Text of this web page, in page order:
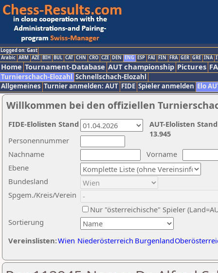
Logged on: Gast
Arabic ARM AZE BIH BUL CAT CHN CRO CZE DEN ENG ESP FAI FIN FRA GER GRE INA
Home Tournament-Database AUT championship Pictures
Turnierschach-Elozahl Schnellschach-Elozahl
Allgemeines Turnier anmelden: AUT FIDE Spieler anmelden Elo
Willkommen bei den offiziellen
Nachname
Vorname
Ebene
Sortierung
Personennummer
Bundesland
Spgem./Kreis/Verein
Nur "österreichische" Spieler
Vereinslisten:Wien Niederösterreich Burgenland
AUT-Elolisten
13.945
FIDE-Elolisten Stand